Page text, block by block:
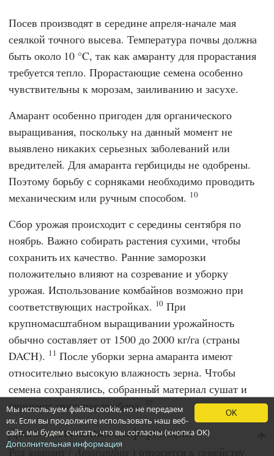
Посев производят в середине апреля-начале мая
сеялкой точного высева. Температура почвы должна
быть около 10 °C, так как амаранту для прорастания
требуется тепло. Прорастающие семена особенно
чувствительны к морозам, заиливанию и засухе.
Амарант особенно пригоден для органического
выращивания, поскольку на данный момент не
выявлено никаких серьезных заболеваний или
вредителей. Для амаранта гербициды не одобрены.
Поэтому борьбу с сорняками необходимо проводить
механическим или ручным способом. 10
Сбор урожая происходит с середины сентября по
ноябрь. Важно собирать растения сухими, чтобы
сохранить их качество. Ранние заморозки
положительно влияют на созревание и уборку
урожая. Использование комбайнов возможно при
соответствующих настройках. 10 При
крупномасштабном выращивании урожайность
обычно составляет от 1500 до 2000 кг/га (страны
DACH). 11 После уборки зерна амаранта имеют
относительно высокую влажность зерна. Чтобы
семена сохранялись, собранный материал сушат и
очищают сразу после сбора.
Дополнительная информация
Род амарант (Amaranthus
OK
Мы используем файлы cookie, но не передаем
их. Если вы продолжите использовать наш веб-
сайт, мы будем считать, что вы согласны (кнопка ОК)
Дополнительная информация